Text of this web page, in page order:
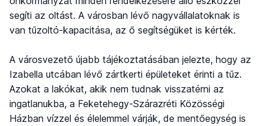
segíti az oltást. A városban lévő nagyvállalatoknak is
van tűzoltó-kapacitása, az ő segítségüket is kérték.
A városvezető újabb tájékoztatásában jelezte, hogy az
Izabella utcában lévő zártkerti épületeket érinti a tűz.
Azokat a lakókat, akik nem tudnak visszatérni az
ingatlanukba, a Feketehegy-Szárazréti Közösségi
Házban vízzel és élelemmel várják, de mentőegység is